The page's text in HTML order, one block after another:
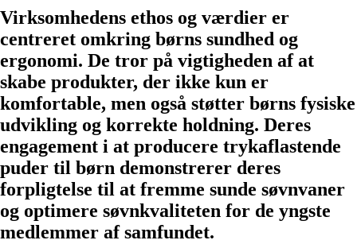
Virksomhedens ethos og værdier er
centreret omkring børns sundhed og
ergonomi. De tror på vigtigheden af at
skabe produkter, der ikke kun er
komfortable, men også støtter børns fysiske
udvikling og korrekte holdning. Deres
engagement i at producere trykaflastende
puder til børn demonstrerer deres
forpligtelse til at fremme sunde søvnvaner
og optimere søvnkvaliteten for de yngste
medlemmer af samfundet.